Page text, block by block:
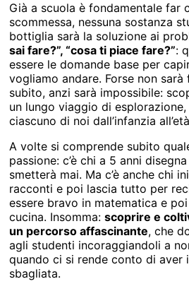
Già a scuola è fondamentale far
scommessa, nessuna sostanza
bottiglia sarà la soluzione ai
sai fare?”, “cosa ti piace fare?”:
essere le domande base per
vogliamo andare. Forse non
subito, anzi sarà impossibile:
un lungo viaggio di
ciascuno di noi dall’infanzia
A volte si comprende subito
passione: c’è chi a 5 anni
smetterà mai. Ma c’è anche chi
racconti e poi lascia tutto per
essere bravo in matematica e
cucina. Insomma:scoprire e
un percorso affascinante, che
agli studenti incoraggiandoli a
quando ci si rende conto di aver
sbagliata.